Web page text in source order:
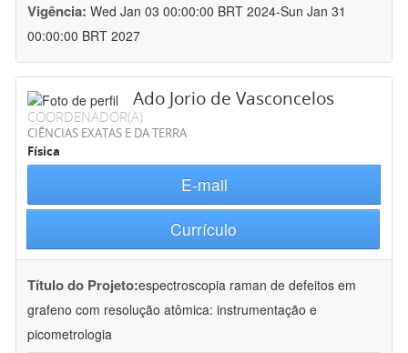
Vigência: Wed Jan 03 00:00:00 BRT 2024-Sun Jan 31
00:00:00 BRT 2027
Ado Jorio de Vasconcelos
COORDENADOR(A)
CIÊNCIAS EXATAS E DA TERRA
Física
E-mail
Currículo
Título do Projeto:espectroscopia raman de defeitos em
grafeno com resolução atômica: instrumentação e
picometrologia